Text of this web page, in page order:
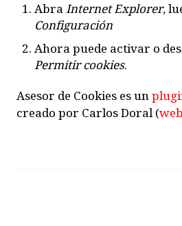
AbraInternet Explorer,
Configuración
Ahora puede activar o
Permitir cookies.
Asesor de Cookies es un
creado por Carlos Doral (